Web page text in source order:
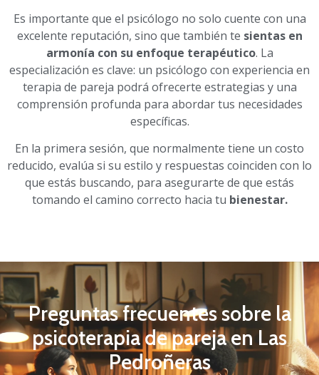
Es importante que el psicólogo no solo cuente con una
excelente reputación, sino que también te sientas en
armonía con su enfoque terapéutico. La
especialización es clave: un psicólogo con experiencia en
terapia de pareja podrá ofrecerte estrategias y una
comprensión profunda para abordar tus necesidades
específicas.
En la primera sesión, que normalmente tiene un costo
reducido, evalúa si su estilo y respuestas coinciden con lo
que estás buscando, para asegurarte de que estás
tomando el camino correcto hacia tu bienestar.
Preguntas frecuentes sobre la
psicoterapia de pareja en Las
Pedroñeras